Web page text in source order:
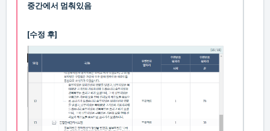
중간에서 멈춰있음
[수정 후]